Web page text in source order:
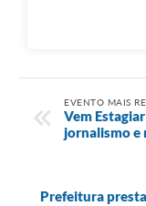
EVENTO MAIS
Vem
jornalismo e
Prefeitura